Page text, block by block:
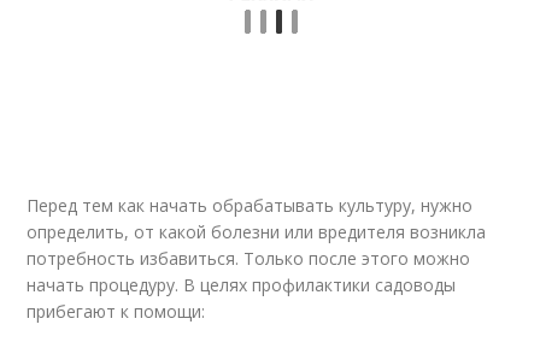
Перед тем как начать обрабатывать культуру, нужно
определить, от какой болезни или вредителя возникла
потребность избавиться. Только после этого можно
начать процедуру. В целях профилактики садоводы
прибегают к помощи: